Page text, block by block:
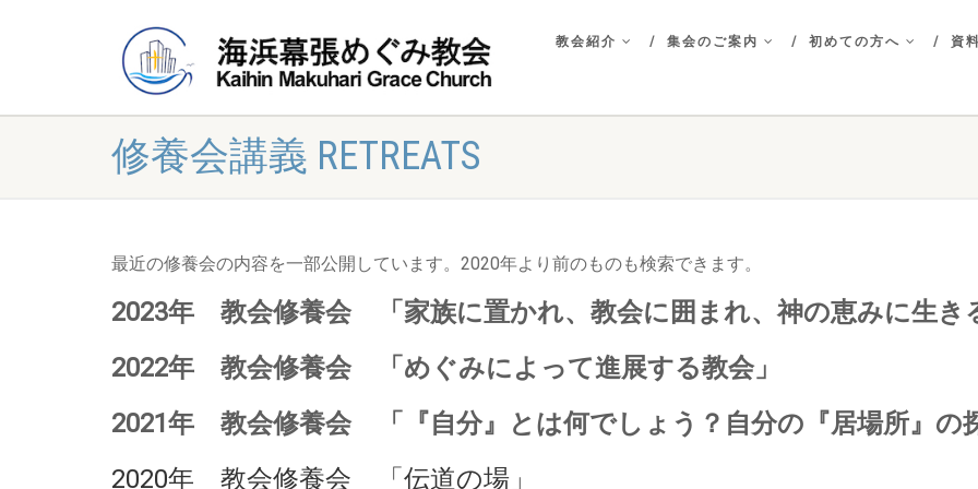
教会紹介 集会のご案内 初めての方へ 資
修養会講義 RETREATS
最近の修養会の内容を一部公開しています。2020年より前のものも検索できます。
2023年 教会修養会 「家族に置かれ、教会に囲まれ、神の恵みに生き
2022年 教会修養会 「めぐみによって進展する教会」
2021年 教会修養会 「『自分』とは何でしょう？自分の『居場所』の
2020年 教会修養会 「伝道の場」